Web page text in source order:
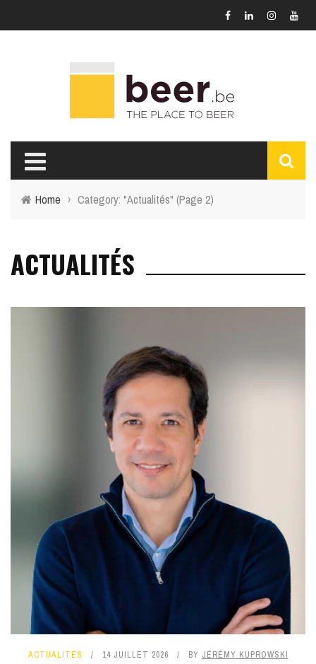
Home › Category: "Actualités" (Page 2)
ACTUALITÉS
ACTUALITÉS 14 JUILLET 2026 BY JÉRÉMY KUPROWSKI